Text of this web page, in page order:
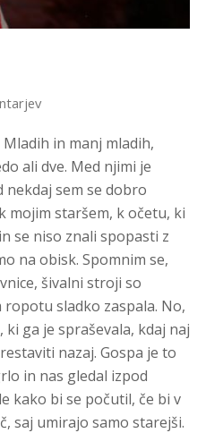
in manj mladih,
ali dve. Med njimi je
nekdaj sem se dobro
mojim staršem, k očetu, ki
se niso znali spopasti z
na obisk. Spomnim se,
šivalni stroji so
sladko zaspala. No,
ga je spraševala, kdaj naj
nazaj. Gospa je to
in nas gledal izpod
kako bi se počutil, če bi v
saj umirajo samo starejši.